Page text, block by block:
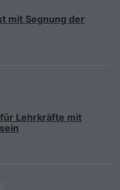
mit Segnung der
Lehrkräfte mit